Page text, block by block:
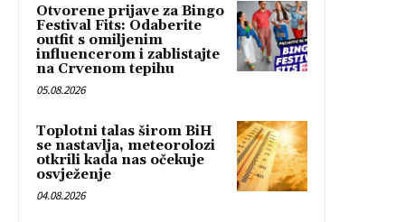
Otvorene prijave za Bingo
Festival Fits: Odaberite
outfit s omiljenim
influencerom i zablistajte
na Crvenom tepihu
05.08.2026
Toplotni talas širom BiH
se nastavlja, meteorolozi
otkrili kada nas očekuje
osvježenje
04.08.2026